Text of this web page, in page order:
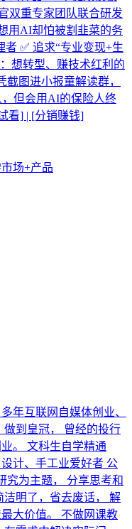
双重专家团队联合研发
用AI却怕被割韭菜的务
✅ 追求“专业变现+生
想转型、赚技术红利的
截图进小报童解读群，
但会用AI的保险人终
看] | [分销赚钱]
市场+产品
年互联网自媒体创业、
到皇冠， 曾经的投行
。 文科生自学精通
计、手工业爱好者 公
究为主题， 分享思考和
明了，省去废话， 解
大价值。 不做网课教